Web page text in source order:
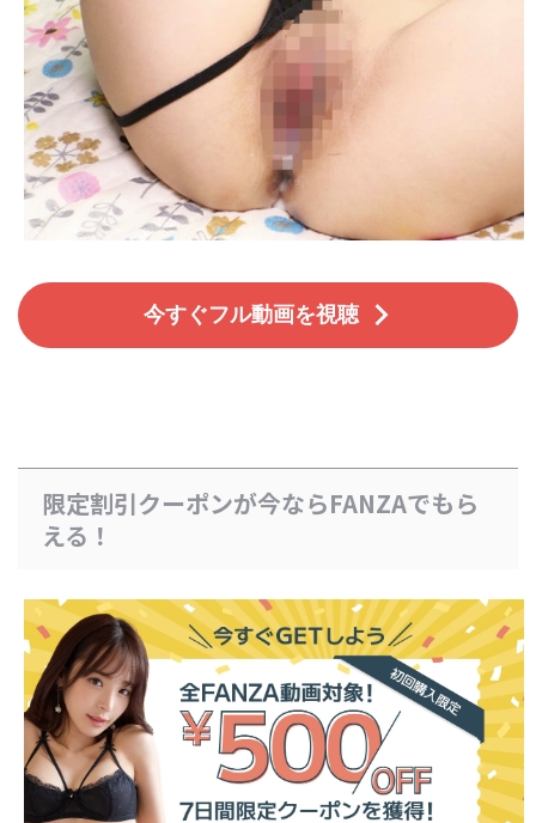
今すぐフル動画を視聴
限定割引クーポンが今ならFANZAでもら
える！